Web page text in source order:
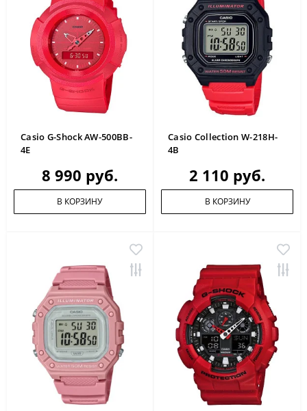
Casio G-Shock AW-500BB-
4E
8 990 руб.
В КОРЗИНУ
Casio Collection W-218H-
4B
2 110 руб.
В КОРЗИНУ